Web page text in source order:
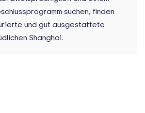
suchen, finden
und gut ausgestattete
Shanghai.